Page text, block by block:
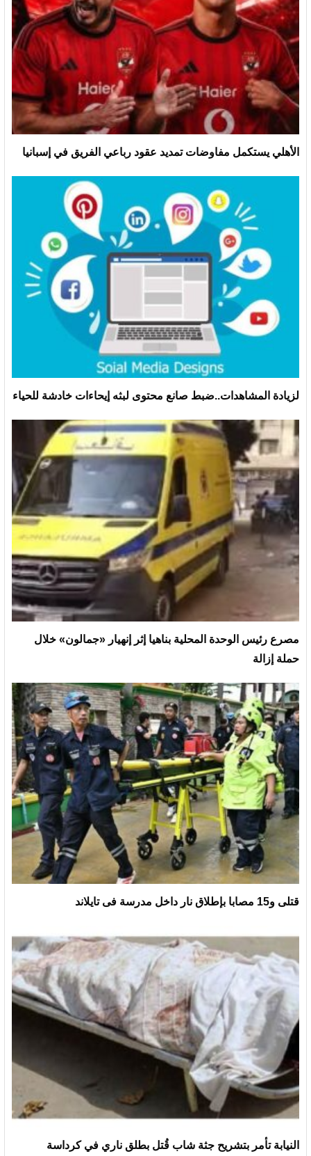
الأهلي يستكمل مفاوضات تمديد عقود رباعي الفريق في إسبانيا
لزيادة المشاهدات..ضبط صانع محتوى لبثه إيحاءات خادشة للحياء
مصرع رئيس الوحدة المحلية بناهيا إثر إنهيار «جمالون» خلال
حملة إزالة
قتلى و15 مصابا بإطلاق نار داخل مدرسة فى تايلاند
النيابة تأمر بتشريح جثة شاب قُتل بطلق ناري في كرداسة